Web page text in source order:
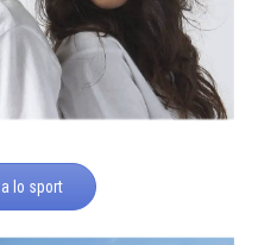
lo sport